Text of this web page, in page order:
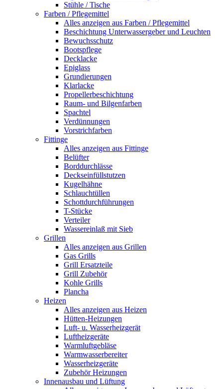
Stühle / Tische
Farben / Pflegemittel
Alles anzeigen aus Farben / Pflegemittel
Beschichtung Unterwassergeber und Leuchten
Bewuchsschutz
Bootspflege
Decklacke
Epiglass
Grundierungen
Klarlacke
Propellerbeschichtung
Raum- und Bilgenfarben
Spachtel
Verdünnungen
Vorstrichfarben
Fittinge
Alles anzeigen aus Fittinge
Belüfter
Borddurchlässe
Deckseinfüllstutzen
Kugelhähne
Schlauchtüllen
Schottdurchführungen
T-Stücke
Verteiler
Wassereinlaß mit Sieb
Grillen
Alles anzeigen aus Grillen
Gas Grills
Grill Ersatzteile
Grill Zubehör
Kohle Grills
Plancha
Heizen
Alles anzeigen aus Heizen
Hütten-Heizungen
Luft- u. Wasserheizgerät
Luftheizgeräte
Warmluftgebläse
Warmwasserbereiter
Wasserheizgeräte
Zubehör Heizungen
Innenausbau und Lüftung